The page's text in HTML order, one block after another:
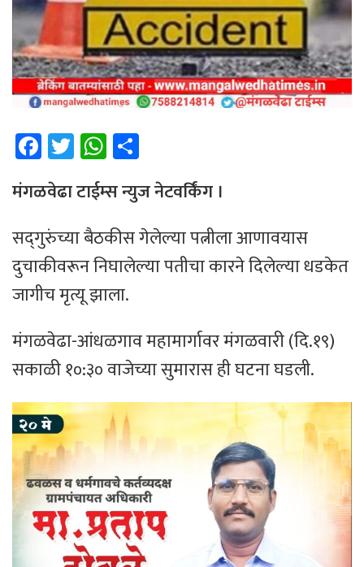
Fa
ce
b
o
ok
T
wi
tt
er
W
h
at
sA
p
p
ar
e
मंगळवेढा टाईम्स न्युज नेटवर्किंग ।
सद्‌गुरुंच्या बैठकीस गेलेल्या पत्नीला आणावयास
दुचाकीवरून निघालेल्या पतीचा कारने दिलेल्या धडकेत
जागीच मृत्यू झाला.
मंगळवेढा-आंधळगाव महामार्गावर मंगळवारी (दि.१९)
सकाळी १०:३० वाजेच्या सुमारास ही घटना घडली.